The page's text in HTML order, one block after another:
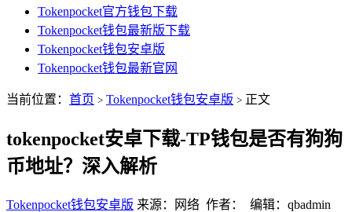
Tokenpocket官方钱包下载
Tokenpocket钱包最新版下载
Tokenpocket钱包安卓版
Tokenpocket钱包最新官网
当前位置： 首页 > Tokenpocket钱包安卓版 > 正文
tokenpocket安卓下载-TP钱包是否有狗狗
币地址？深入解析
Tokenpocket钱包安卓版 来源：网络 作者： 编辑：qbadmin